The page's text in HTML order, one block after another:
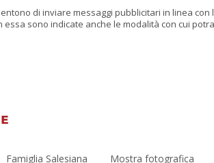
di inviare messaggi pubblicitari in linea
essa sono indicate anche le modalità con cui
Famiglia Salesiana Mostra fotografica